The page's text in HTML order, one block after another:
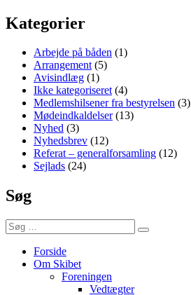
Kategorier
Arbejde på båden (1)
Arrangement(5)
Avisindlæg (1)
Ikke kategoriseret(4)
Medlemshilsener fra bestyrelsen (3)
Mødeindkaldelser(13)
Nyhed (3)
Nyhedsbrev (12)
Referat – generalforsamling (12)
Sejlads (24)
Søg
Søg
efter:
Søg
Forside
Om Skibet
Foreningen
Vedtægter